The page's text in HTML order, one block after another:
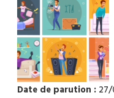
Date de parution :